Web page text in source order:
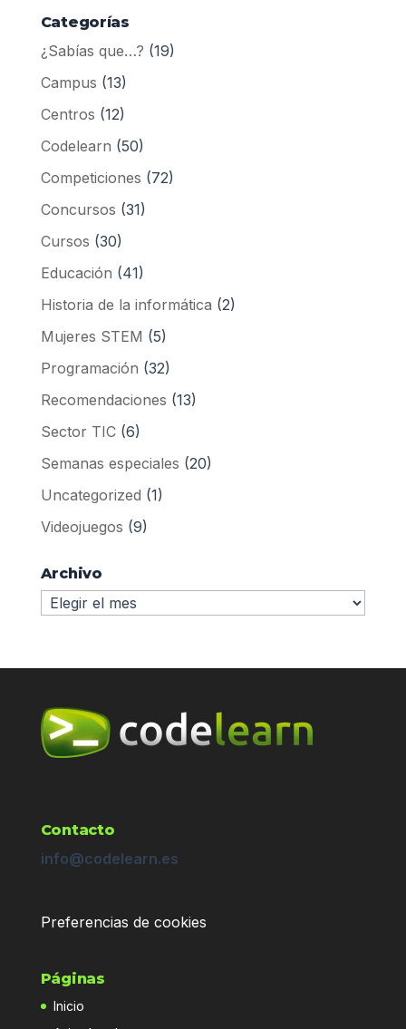
Categorías
¿Sabías que…? (19)
Campus (13)
Centros (12)
Codelearn (50)
Competiciones (72)
Concursos (31)
Cursos (30)
Educación (41)
Historia de la informática (2)
Mujeres STEM (5)
Programación (32)
Recomendaciones (13)
Sector TIC(6)
Semanas especiales (20)
Uncategorized (1)
Videojuegos (9)
Archivo
Archivo
Contacto
info@codelearn.es
Preferencias de cookies
Páginas
Inicio